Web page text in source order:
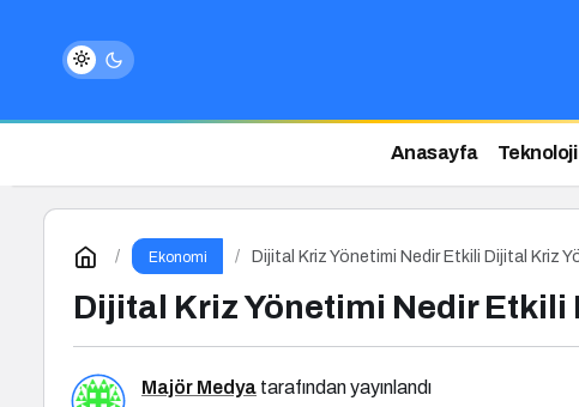
Anasayfa Teknoloji
Ekonomi Dijital Kriz Yönetimi Nedir Etkili Dijital Kriz
Dijital Kriz Yönetimi Nedir Etkili
Majör Medya tarafından yayınlandı